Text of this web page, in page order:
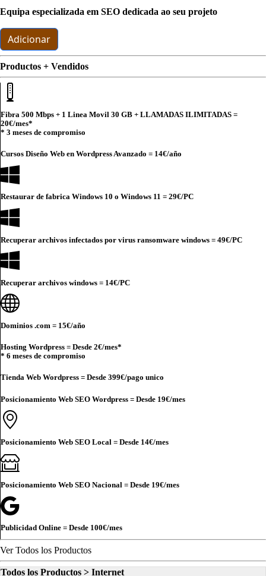
Equipa especializada em SEO dedicada ao seu projeto
Adicionar
Productos + Vendidos
Fibra 500 Mbps + 1 Linea Movil 30 GB + LLAMADAS ILIMITADAS =
20€/mes*
* 3 meses de compromiso
Cursos Diseño Web en Wordpress Avanzado = 14€/año
Restaurar de fabrica Windows 10 o Windows 11 = 29€/PC
Recuperar archivos infectados por virus ransomware windows = 49€/PC
Recuperar archivos windows = 14€/PC
Dominios .com = 15€/año
Hosting Wordpress = Desde 2€/mes*
* 6 meses de compromiso
Tienda Web Wordpress = Desde 399€/pago unico
Posicionamiento Web SEO Wordpress = Desde 19€/mes
Posicionamiento Web SEO Local = Desde 14€/mes
Posicionamiento Web SEO Nacional = Desde 19€/mes
Publicidad Online = Desde 100€/mes
Ver Todos los Productos
Todos los Productos > Internet